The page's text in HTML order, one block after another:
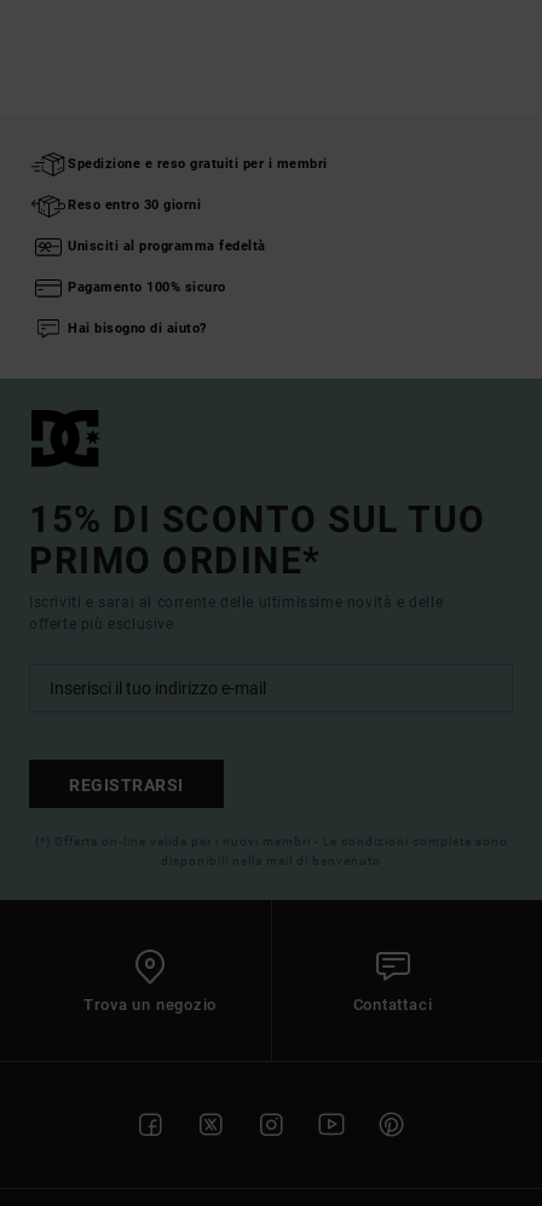
Spedizione e reso gratuiti per i membri
Reso entro 30 giorni
Unisciti al programma fedeltà
Pagamento 100% sicuro
Hai bisogno di aiuto?
15% DI SCONTO SUL TUO
PRIMO ORDINE*
Iscriviti e sarai al corrente delle ultimissime novità e delle
offerte più esclusive.
REGISTRARSI
(*) Offerta on-line valida per i nuovi membri - Le condizioni complete sono
disponibili nella mail di benvenuto
Trova un negozio Contattaci